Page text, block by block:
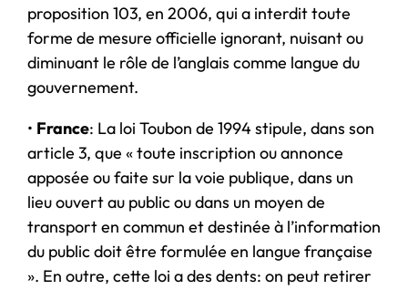
proposition 103, en 2006, qui a interdit toute
forme de mesure officielle ignorant, nuisant ou
diminuant le rôle de l’anglais comme langue du
gouvernement.
• France: La loi Toubon de 1994 stipule, dans son
article 3, que « toute inscription ou annonce
apposée ou faite sur la voie publique, dans un
lieu ouvert au public ou dans un moyen de
transport en commun et destinée à l’information
du public doit être formulée en langue française
». En outre, cette loi a des dents: on peut retirer